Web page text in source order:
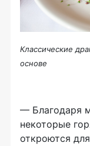
Классические
основе
— Благодаря
некоторые
откроются